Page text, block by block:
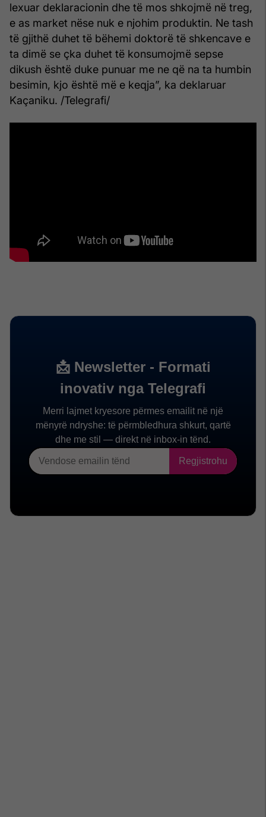
lexuar deklaracionin dhe të mos shkojmë në treg,
e as market nëse nuk e njohim produktin. Ne tash
të gjithë duhet të bëhemi doktorë të shkencave e
ta dimë se çka duhet të konsumojmë sepse
dikush është duke punuar me ne që na ta humbin
besimin, kjo është më e keqja”, ka deklaruar
Kaçaniku. /Telegrafi/